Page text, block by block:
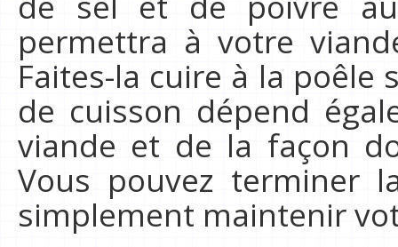
permettra à votre
Faites-la cuire à la
de cuisson dépend
viande et de la façon
Vous pouvez terminer
simplement maintenir